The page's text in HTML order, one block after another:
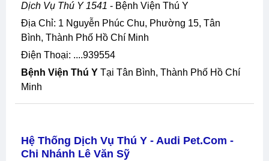
Dịch Vụ Thú Y 1541 - Bệnh Viện Thú Y
Địa Chỉ: 1 Nguyễn Phúc Chu, Phường 15, Tân
Bình, Thành Phố Hồ Chí Minh
Điện Thoại: ....939554
Bệnh Viện Thú Y Tại Tân Bình, Thành Phố Hồ Chí
Minh
Hệ Thống Dịch Vụ Thú Y - Audi Pet.com -
Chi Nhánh Lê Văn Sỹ